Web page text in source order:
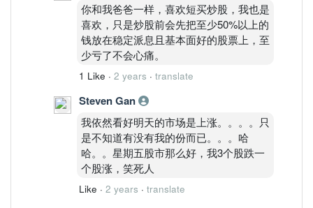
你和我爸爸一样，喜欢短买炒股，我也是
喜欢，只是炒股前会先把至少50%以上的
钱放在稳定派息且基本面好的股票上，至
少亏了不会心痛。
1 Like · 2 years · translate
Steven Gan
我依然看好明天的市场是上涨。。。。只
是不知道有没有我的份而已。。。哈
哈。。星期五股市那么好，我3个股跌一
个股涨，笑死人
Like · 2 years · translate